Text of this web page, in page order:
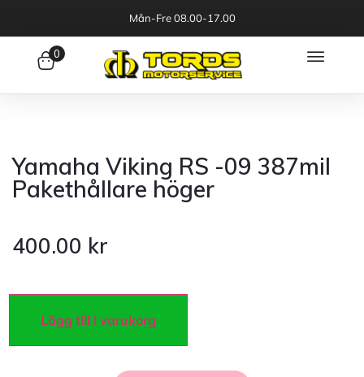
Mån-Fre 08.00-17.00
0
Yamaha Viking RS -09 387mil
Pakethållare höger
400.00 kr
Lägg till i varukorg